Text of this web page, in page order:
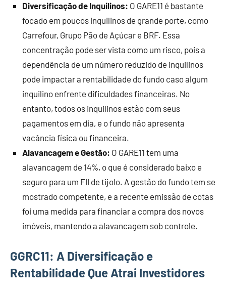
Diversificação de Inquilinos: O GARE11 é bastante
focado em poucos inquilinos de grande porte, como
Carrefour, Grupo Pão de Açúcar e BRF. Essa
concentração pode ser vista como um risco, pois a
dependência de um número reduzido de inquilinos
pode impactar a rentabilidade do fundo caso algum
inquilino enfrente dificuldades financeiras. No
entanto, todos os inquilinos estão com seus
pagamentos em dia, e o fundo não apresenta
vacância física ou financeira.
Alavancagem e Gestão: O GARE11 tem uma
alavancagem de 14%, o que é considerado baixo e
seguro para um FII de tijolo. A gestão do fundo tem se
mostrado competente, e a recente emissão de cotas
foi uma medida para financiar a compra dos novos
imóveis, mantendo a alavancagem sob controle.
GGRC11: A Diversificação e
Rentabilidade Que Atrai Investidores